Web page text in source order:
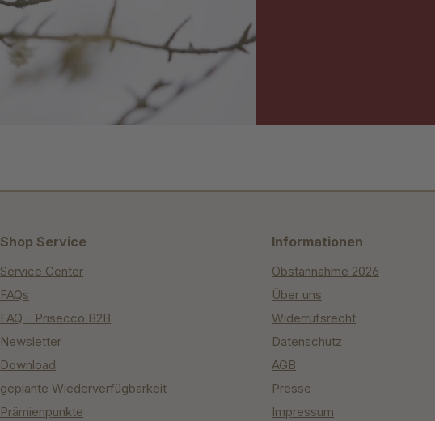
Shop Service
Service Center
FAQs
FAQ - Prisecco B2B
Newsletter
Download
geplante Wiederverfügbarkeit
Prämienpunkte
Informationen
Obstannahme 2026
Über uns
Widerrufsrecht
Datenschutz
AGB
Presse
Impressum